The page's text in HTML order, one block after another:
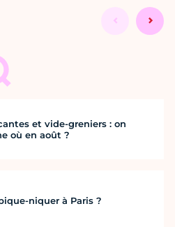
et vide-greniers : on
où en août ?
niquer à Paris ?